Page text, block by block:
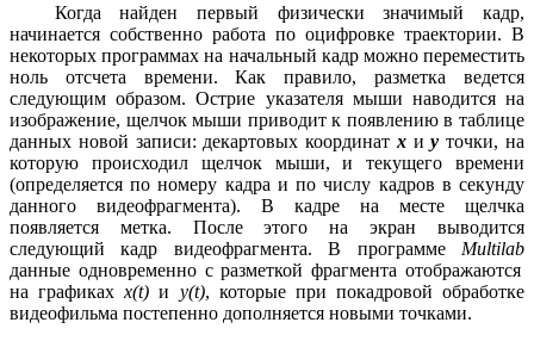
Когда найден первый физически значимый кадр,
начинается собственно работа по оцифровке траектории. В
некоторых программах на начальный кадр можно переместить
ноль отсчета времени. Как правило, разметка ведется
следующим образом. Острие указателя мыши наводится на
изображение, щелчок мыши приводит к появлению в таблице
данных новой записи: декартовых координат xиy точки, на
которую происходил щелчок мыши, и текущего времени
(определяется по номеру кадра и по числу кадров в секунду
данного видеофрагмента). В кадре на месте щелчка
появляется метка. После этого на экран выводится
следующий кадр видеофрагмента. В программе Multilab
данные одновременно с разметкой фрагмента отображаются
на графикахx(t) и y(t), которые при покадровой обработке
видеофильма постепенно дополняется новыми точками.